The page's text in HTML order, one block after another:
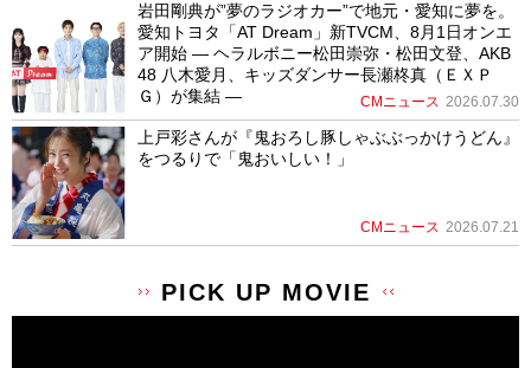
岩田剛典が”夢のラジオカー”で地元・愛知に夢を。
愛知トヨタ「AT Dream」新TVCM、8月1日オンエ
ア開始 ― ヘラルボニー松田崇弥・松田文登、AKB
48 八木愛月、キッズダンサー長瀬柊真（ＥＸＰ
Ｇ）が集結 ―
CMニュース 2026.07.30
上戸彩さんが『鬼おろし豚しゃぶぶっかけうどん』
をつるりで「鬼おいしい！」
CMニュース 2026.07.21
PICK UP MOVIE